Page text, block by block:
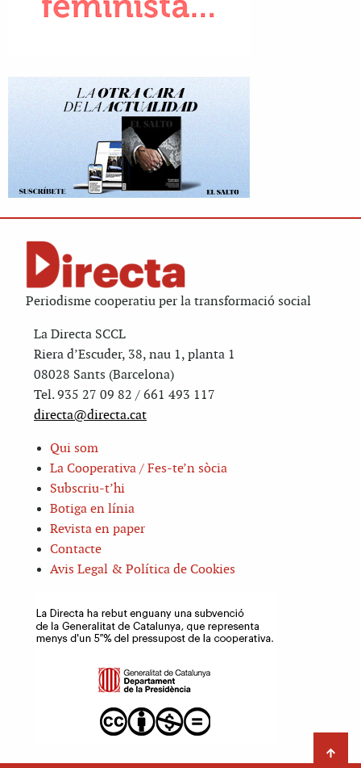
Periodisme cooperatiu per la transformació social
La Directa SCCL
Riera d’Escuder, 38, nau 1, planta 1
08028 Sants (Barcelona)
Tel. 935 27 09 82 / 661 493 117
directa@directa.cat
Qui som
La Cooperativa / Fes-te’n sòcia
Subscriu-t’hi
Botiga en línia
Revista en paper
Contacte
Avis Legal & Política de Cookies